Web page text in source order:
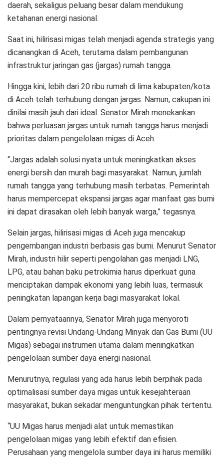
daerah, sekaligus peluang besar dalam mendukung
ketahanan energi nasional.
Saat ini, hilirisasi migas telah menjadi agenda strategis yang
dicanangkan di Aceh, terutama dalam pembangunan
infrastruktur jaringan gas (jargas) rumah tangga.
Hingga kini, lebih dari 20 ribu rumah di lima kabupaten/kota
di Aceh telah terhubung dengan jargas. Namun, cakupan ini
dinilai masih jauh dari ideal. Senator Mirah menekankan
bahwa perluasan jargas untuk rumah tangga harus menjadi
prioritas dalam pengelolaan migas di Aceh.
“Jargas adalah solusi nyata untuk meningkatkan akses
energi bersih dan murah bagi masyarakat. Namun, jumlah
rumah tangga yang terhubung masih terbatas. Pemerintah
harus mempercepat ekspansi jargas agar manfaat gas bumi
ini dapat dirasakan oleh lebih banyak warga,” tegasnya.
Selain jargas, hilirisasi migas di Aceh juga mencakup
pengembangan industri berbasis gas bumi. Menurut Senator
Mirah, industri hilir seperti pengolahan gas menjadi LNG,
LPG, atau bahan baku petrokimia harus diperkuat guna
menciptakan dampak ekonomi yang lebih luas, termasuk
peningkatan lapangan kerja bagi masyarakat lokal.
Dalam pernyataannya, Senator Mirah juga menyoroti
pentingnya revisi Undang-Undang Minyak dan Gas Bumi (UU
Migas) sebagai instrumen utama dalam meningkatkan
pengelolaan sumber daya energi nasional.
Menurutnya, regulasi yang ada harus lebih berpihak pada
optimalisasi sumber daya migas untuk kesejahteraan
masyarakat, bukan sekadar menguntungkan pihak tertentu.
“UU Migas harus menjadi alat untuk memastikan
pengelolaan migas yang lebih efektif dan efisien.
Perusahaan yang mengelola sumber daya ini harus memiliki